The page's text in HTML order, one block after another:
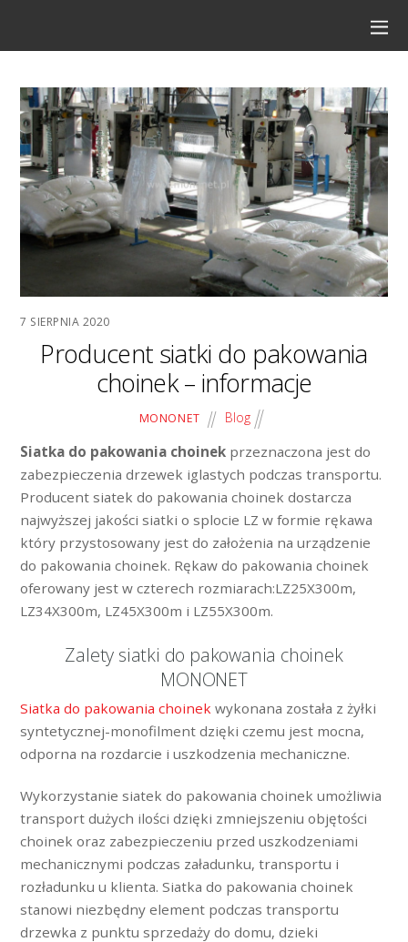
7 SIERPNIA 2020
Producent siatki do pakowania
choinek – informacje
MONONET Blog
Siatka do pakowania choinek przeznaczona jest do
zabezpieczenia drzewek iglastych podczas transportu.
Producent siatek do pakowania choinek dostarcza
najwyższej jakości siatki o splocie LZ w formie rękawa
który przystosowany jest do założenia na urządzenie
do pakowania choinek. Rękaw do pakowania choinek
oferowany jest w czterech rozmiarach:LZ25X300m,
LZ34X300m, LZ45X300m i LZ55X300m.
Zalety siatki do pakowania choinek
MONONET
Siatka do pakowania choinekwykonana została z żyłki
syntetycznej-monofilment dzięki czemu jest mocna,
odporna na rozdarcie i uszkodzenia mechaniczne.
Wykorzystanie siatek do pakowania choinek umożliwia
transport dużych ilości dzięki zmniejszeniu objętości
choinek oraz zabezpieczeniu przed uszkodzeniami
mechanicznymi podczas załadunku, transportu i
rozładunku u klienta. Siatka do pakowania choinek
stanowi niezbędny element podczas transportu
drzewka z punktu sprzedaży do domu, dzieki